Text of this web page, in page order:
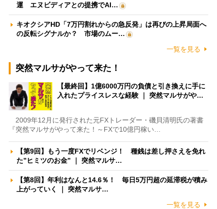
運 エヌビディアとの提携でAI…
キオクシアHD「7万円割れからの急反発」は再びの上昇局面へ
の反転シグナルか？ 市場のムー…
一覧を見る
突然マルサがやって来た！
【最終回】1億6000万円の負債と引き換えに手に
入れたプライスレスな経験 ｜ 突然マルサがや…
2009年12月に発行された元FXトレーダー・磯貝清明氏の著書
『突然マルサがやって来た！～FXで10億円稼い…
【第9回】もう一度FXでリベンジ！ 種銭は差し押さえを免れ
た”ヒミツのお金” ｜ 突然マルサ…
【第8回】年利はなんと14.6％！ 毎日5万円超の延滞税が積み
上がっていく ｜ 突然マルサ…
一覧を見る